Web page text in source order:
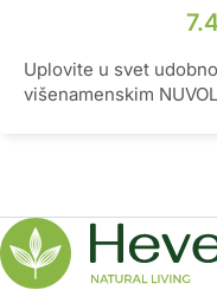
udobnost i sigurnost
Uplovite u svet
višenamenskim
Dužina